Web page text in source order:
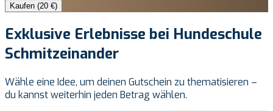
Kaufen (20 €)
Exklusive Erlebnisse bei Hundeschule
Schmitzeinander
Wähle eine Idee, um deinen Gutschein zu thematisieren –
du kannst weiterhin jeden Betrag wählen.